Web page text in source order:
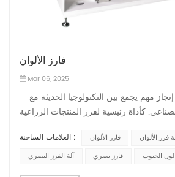
فارز الألوان
Mar 06, 2025
كأداة رئيسية لفرز المنتجات الزراعية
وكفاءته ، ويساهم في ازدهار الصناعات
الزراعية والصناعية. Color Sorter هو...
العلامات الساخنة : فارز الألوان فرز الألوان
آلة الفرز البصري
فارز بصري لون الحبوب